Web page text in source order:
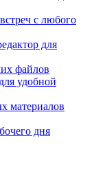
с любого
для
файлов
удобной
материалов
дня